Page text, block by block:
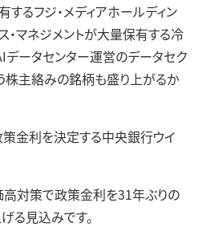
するフジ・メディアホールディン
・マネジメントが大量保有する冷
データセンター運営のデータセク
株主絡みの銘柄も盛り上がるか
金利を決定する中央銀行ウイ
高対策で政策金利を31年ぶりの
る見込みです。